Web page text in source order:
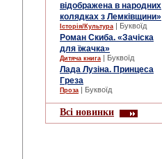
відображена в народних
колядках з Лемківщини»
Історія/Культура | Буквоїд
Роман Скиба. «Зачіска
для їжачка»
Дитяча книга | Буквоїд
Лада Лузіна. Принцеса
Греза
Проза | Буквоїд
Всі новинки